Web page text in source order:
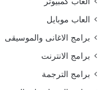
العاب موبايل
برامج الاغانى والموسيقى
برامج الانترنت
برامج الترجمة